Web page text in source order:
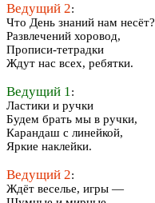
Ведущий 2:
Что День знаний нам несёт?
Развлечений хоровод,
Прописи-тетрадки
Ждут нас всех, ребятки.
Ведущий 1:
Ластики и ручки
Будем брать мы в ручки,
Карандаш с линейкой,
Яркие наклейки.
Ведущий 2:
Ждёт веселье, игры —